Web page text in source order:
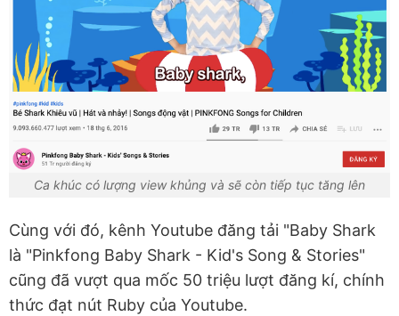
Ca khúc có lượng view khủng và sẽ còn tiếp tục tăng lên
Cùng với đó, kênh Youtube đăng tải "Baby Shark
là "Pinkfong Baby Shark - Kid's Song & Stories"
cũng đã vượt qua mốc 50 triệu lượt đăng kí, chính
thức đạt nút Ruby của Youtube.